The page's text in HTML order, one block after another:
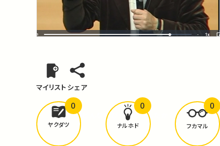
マイリスト シェア
どんな学びがありましたか？
ヤクダツ
0
ナルホド
0
フカマル
0